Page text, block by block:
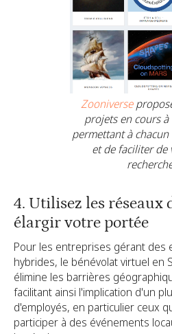
Zooniverse
projets en cours
permettant à
et de faciliter de
4. Utilisez les réseaux
élargir votre portée
Pour les entreprises gérant des
hybrides, le bénévolat virtuel en
élimine les barrières
facilitant ainsi l'implication d'un
d'employés, en particulier ceux
participer à des événements